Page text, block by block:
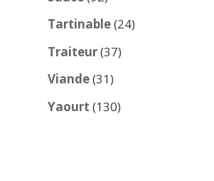
produits
Tartinable 2424
Traiteur 3737
Viande 3131
produits
Yaourt 130130